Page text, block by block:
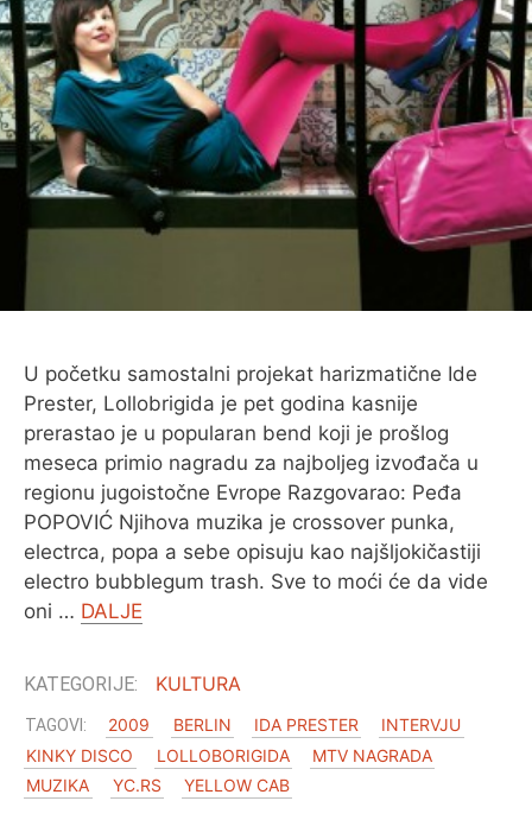
O MENI
U početku samostalni projekat harizmatične Ide
Prester, Lollobrigida je pet godina kasnije
prerastao je u popularan bend koji je prošlog
meseca primio nagradu za najboljeg izvođača u
regionu jugoistočne Evrope Razgovarao: Peđa
POPOVIĆ Njihova muzika je crossover punka,
electrca, popa a sebe opisuju kao najšljokičastiji
electro bubblegum trash. Sve to moći će da vide
oni … DALJE
KULTURA
2009 BERLIN IDA PRESTER
INTERVJU
KINKY DISCO
LOLLOBORIGIDA
MTV NAGRADA
MUZIKA
YC.RS YELLOW CAB